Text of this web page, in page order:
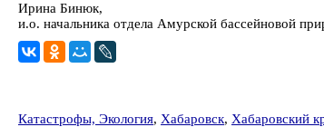
Ирина Бинюк,
и.о. начальника отдела Амурской бассейновой
Катастрофы, Экология, Хабаровск, Хабаровский